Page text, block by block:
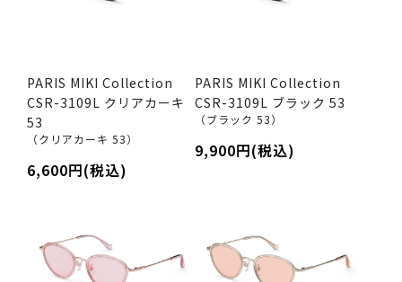
PARIS MIKI Collection
CSR-3109L クリアカーキ
53
（クリアカーキ 53）
6,600円(税込)
PARIS MIKI Collection
CSR-3109L ブラック 53
（ブラック 53）
9,900円(税込)